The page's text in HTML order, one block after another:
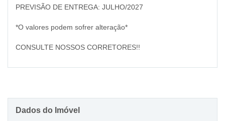
PREVISÃO DE ENTREGA: JULHO/2027
*O valores podem sofrer alteração*
CONSULTE NOSSOS CORRETORES!!
Dados do Imóvel